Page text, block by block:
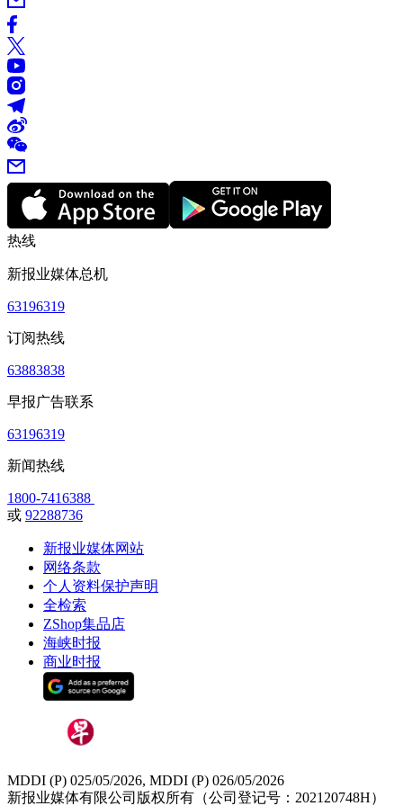
热线
新报业媒体总机
63196319
订阅热线
63883838
早报广告联系
63196319
新闻热线
1800-7416388
或 92288736
新报业媒体网站
网络条款
个人资料保护声明
全检索
ZShop集品店
海峡时报
商业时报
MDDI (P) 025/05/2026, MDDI (P) 026/05/2026
新报业媒体有限公司版权所有（公司登记号：202120748H）